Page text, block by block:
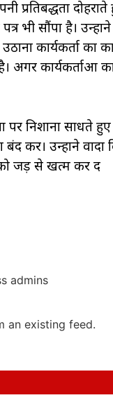
प्रतिबद्धता
भी सौंपा है। उन्होंने
कार्यकर्ता का
है। अगर
निशाना साधते
करें। उन्होंने वादा
जड़ से खत्म कर दें
admins
an existing feed.